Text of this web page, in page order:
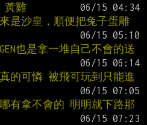
黃雞
是沙皇，順便把兔子蛋雕
也是拿一堆自己不會的送
的可憐 被飛可玩到只能進
哪有拿不會的 明明就下路那